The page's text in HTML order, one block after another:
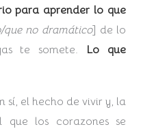
para aprender lo que
que no dramático] de lo
te somete. Lo que
sí, el hecho de vivir y, la
los corazones se